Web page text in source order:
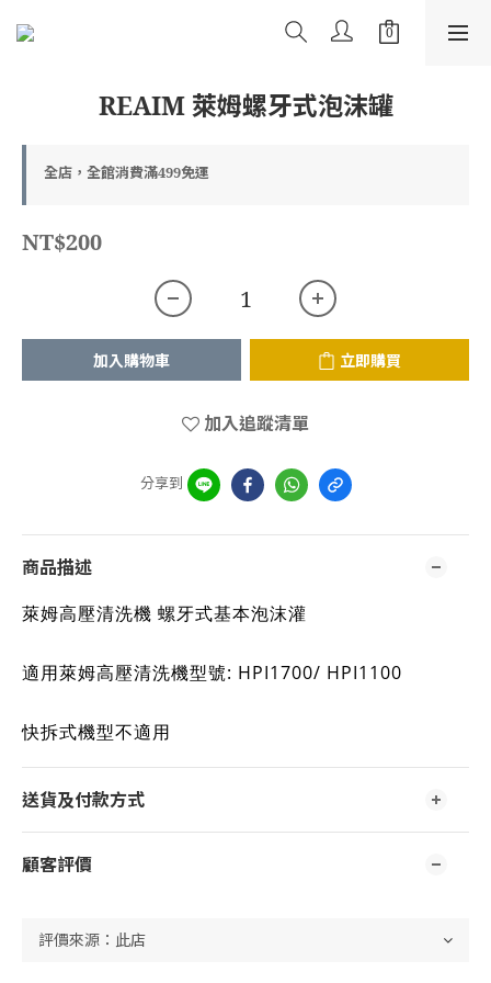
REAIM 萊姆螺牙式泡沫罐
全店，全館消費滿499免運
NT$200
加入購物車 立即購買
加入追蹤清單
分享到
商品描述
萊姆高壓清洗機 螺牙式基本泡沫灌
適用萊姆高壓清洗機型號: HPI1700/ HPI1100
快拆式機型不適用
送貨及付款方式
顧客評價